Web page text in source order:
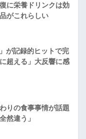
に栄養ドリンクは効
がこれらしい
が記録的ヒットで完
超える」大反響に感
りの食事事情が話題
然違う」